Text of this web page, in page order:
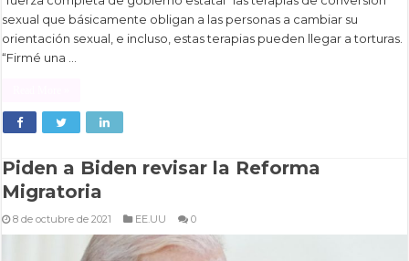
sexual que básicamente obligan a las personas a cambiar su
orientación sexual, e incluso, estas terapias pueden llegar a torturas.
“Firmé una …
Piden a Biden revisar la Reforma
Migratoria
8 de octubre de 2021 EE.UU 0